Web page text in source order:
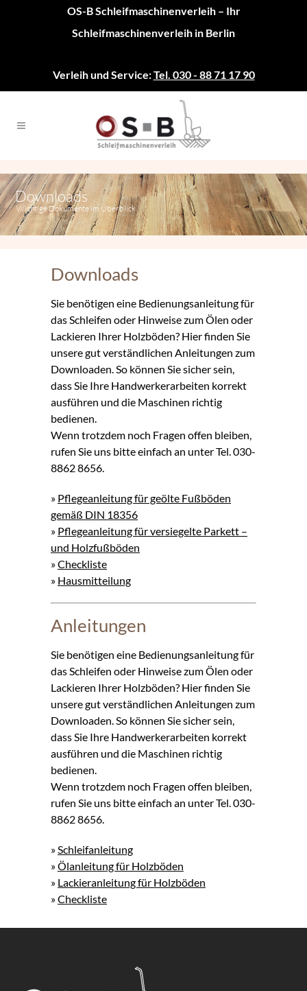
OS-B Schleifmaschinenverleih – Ihr
Schleifmaschinenverleih in Berlin
Verleih und Service:Tel. 030 - 88 71 17 90
Downloads
Wichtige Dokumente im Überblick.
Downloads
Sie benötigen eine Bedienungsanleitung für
das Schleifen oder Hinweise zum Ölen oder
Lackieren Ihrer Holzböden? Hier finden Sie
unsere gut verständlichen Anleitungen zum
Downloaden. So können Sie sicher sein,
dass Sie Ihre Handwerkerarbeiten korrekt
ausführen und die Maschinen richtig
bedienen.
Wenn trotzdem noch Fragen offen bleiben,
rufen Sie uns bitte einfach an unter Tel. 030-
8862 8656.
» Pflegeanleitung für geölte Fußböden
gemäß DIN 18356
» Pflegeanleitung für versiegelte Parkett –
und Holzfußböden
»Checkliste
» Hausmitteilung
Anleitungen
Sie benötigen eine Bedienungsanleitung für
das Schleifen oder Hinweise zum Ölen oder
Lackieren Ihrer Holzböden? Hier finden Sie
unsere gut verständlichen Anleitungen zum
Downloaden. So können Sie sicher sein,
dass Sie Ihre Handwerkerarbeiten korrekt
ausführen und die Maschinen richtig
bedienen.
Wenn trotzdem noch Fragen offen bleiben,
rufen Sie uns bitte einfach an unter Tel. 030-
8862 8656.
»Schleifanleitung
»Ölanleitung für Holzböden
» Lackieranleitung für Holzböden
»Checkliste